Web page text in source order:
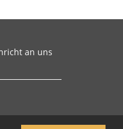
an uns